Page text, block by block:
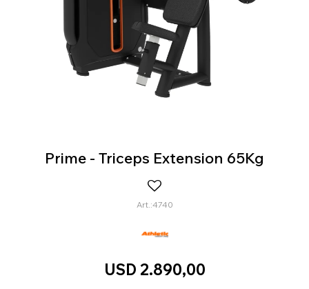
Prime - Triceps Extension 65Kg
4740
USD 2.890,00